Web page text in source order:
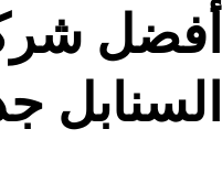
أفضل
السنابل